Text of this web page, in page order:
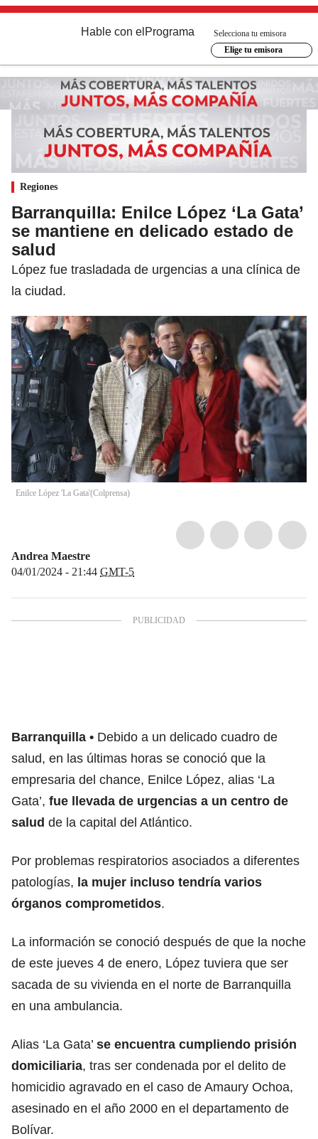
Hable con el Programa
Selecciona tu emisora
Elige tu emisora
Regiones
Barranquilla: Enilce López ‘La Gata’
se mantiene en delicado estado de
salud
López fue trasladada de urgencias a una clínica de
la ciudad.
Enilce López 'La Gata'(Colprensa)
Andrea Maestre
04/01/2024 - 21:44 GMT-5
Barranquilla
Debido a un delicado cuadro de
salud, en las últimas horas se conoció que la
empresaria del chance, Enilce López, alias ‘La
Gata’, fue llevada de urgencias a un centro de
salud de la capital del Atlántico.
Por problemas respiratorios asociados a diferentes
patologías, la mujer incluso tendría varios
órganos comprometidos.
La información se conoció después de que la noche
de este jueves 4 de enero, López tuviera que ser
sacada de su vivienda en el norte de Barranquilla
en una ambulancia.
Alias ‘La Gata’ se encuentra cumpliendo prisión
domiciliaria, tras ser condenada por el delito de
homicidio agravado en el caso de Amaury Ochoa,
asesinado en el año 2000 en el departamento de
Bolívar.